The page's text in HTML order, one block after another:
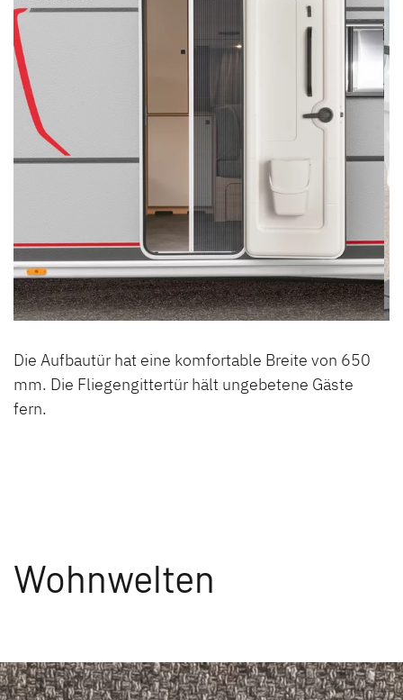
Die Aufbautür hat eine komfortable Breite von 650
mm. Die Fliegengittertür hält ungebetene Gäste
fern.
Wohnwelten